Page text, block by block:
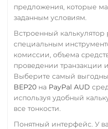
предложения, которые
заданным условиям.
Встроенный калькулятор
специальным
комиссии, объема
проведении транзакции
Выберите самый
BEP20 на PayPal AUD
используя удобный
все тонкости.
Понятный интерфейс. У